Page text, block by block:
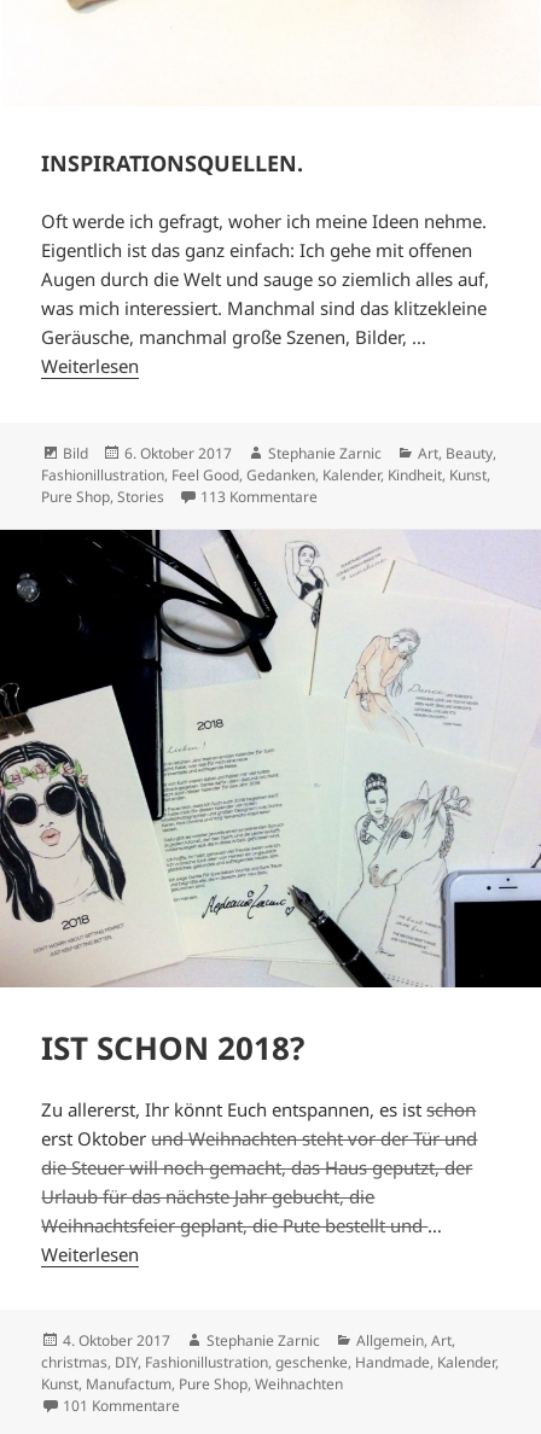
INSPIRATIONSQUELLEN.
Oft werde ich gefragt, woher ich meine Ideen nehme.
Eigentlich ist das ganz einfach: Ich gehe mit offenen
Augen durch die Welt und sauge so ziemlich alles auf,
was mich interessiert. Manchmal sind das klitzekleine
Geräusche, manchmal große Szenen, Bilder, …
Weiterlesen
Format
Bild
Veröffentlicht
am
6. Oktober 2017 Autor
Stephanie Zarnic Kategorien
Art, Beauty,
Fashionillustration, Feel Good,Gedanken, Kalender, Kindheit, Kunst,
Pure Shop,Stories 113 Kommentare
IST SCHON 2018?
Zu allererst, Ihr könnt Euch entspannen, es istschon
erst Oktoberund Weihnachten steht vor der Tür und
die Steuer will noch gemacht, das Haus geputzt, der
Urlaub für das nächste Jahr gebucht, die
Weihnachtsfeier geplant, die Pute bestellt und…
Weiterlesen
Veröffentlicht
am
4. Oktober 2017 Autor
Stephanie Zarnic Kategorien
Allgemein,Art,
christmas, DIY, Fashionillustration,geschenke, Handmade, Kalender,
Kunst, Manufactum, Pure Shop,Weihnachten
101 Kommentare